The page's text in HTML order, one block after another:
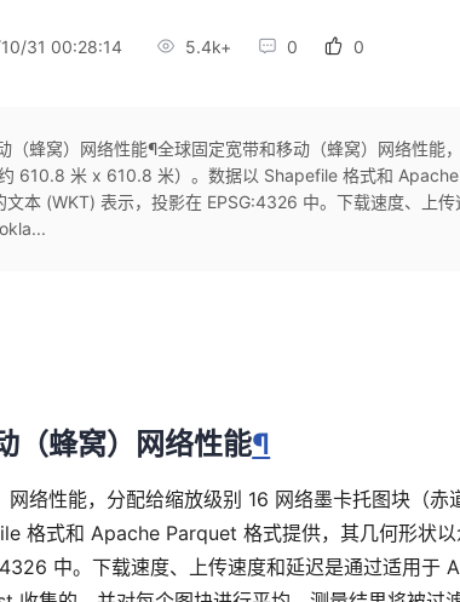
31 00:28:14 5.4k+ 0 0
（蜂窝）网络性能¶全球固定宽带和移动（蜂窝）网络性能
610.8 米 x 610.8 米）。数据以 Shapefile 格式和
本 (WKT) 表示，投影在 EPSG:4326 中。下载速度、上
（蜂窝）网络性能¶
网络性能，分配给缩放级别 16 网络墨卡托图块（赤
格式和 Apache Parquet 格式提供，其几何形状
中。下载速度、上传速度和延迟是通过适用于